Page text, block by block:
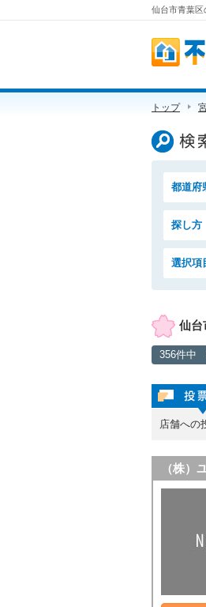
仙台市青葉
トップ
検索条件
都道府
探し方
選択項
仙台
356件中
店舗への
（株）